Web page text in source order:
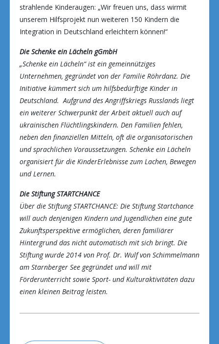
strahlende Kinderaugen: „Wir freuen uns, dass wirmit
unserem Hilfsprojekt nun weiteren 150 Kindern die
Integration in Deutschland erleichtern können!“
Die Schenke ein Lächeln gGmbH
„Schenke ein Lächeln“ ist ein gemeinnütziges
Unternehmen, gegründet von der Familie Röhrdanz. Die
Initiative kümmert sich um hilfsbedürftige Kinder in
Deutschland. Aufgrund des Angriffskriegs Russlands liegt
ein weiterer Schwerpunkt der Arbeit aktuell auch auf
ukrainischen Flüchtlingskindern. Den Familien fehlen,
neben den finanziellen Mitteln, oft die organisatorischen
und sprachlichen Voraussetzungen. Schenke ein Lächeln
organisiert für die KinderErlebnisse zum Lachen, Bewegen
und Lernen.
Die Stiftung STARTCHANCE
Über die Stiftung STARTCHANCE: Die Stiftung Startchance
will auch denjenigen Kindern und Jugendlichen eine gute
Zukunftsperspektive ermöglichen, deren familiärer
Hintergrund das nicht automatisch mit sich bringt. Die
Stiftung wurde 2014 von Prof. Dr. Wulf von Schimmelmann
am Starnberger See gegründet und will mit
Förderunterricht sowie Sport- und Kulturaktivitäten dazu
einen kleinen Beitrag leisten.